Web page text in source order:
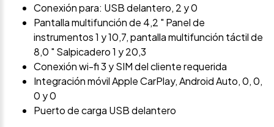
Conexión para: USB delantero, 2 y 0
Pantalla multifunción de 4,2 " Panel de
instrumentos 1 y 10,7, pantalla multifunción táctil de
8,0 " Salpicadero 1 y 20,3
Conexión wi-fi 3 y SIM del cliente requerida
Integración móvil Apple CarPlay, Android Auto, 0, 0,
0 y 0
Puerto de carga USB delantero